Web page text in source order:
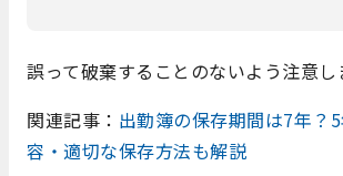
誤って破棄することのないよう注意し
関連記事： 出勤簿の保存期間は7年？
容・適切な保存方法も解説